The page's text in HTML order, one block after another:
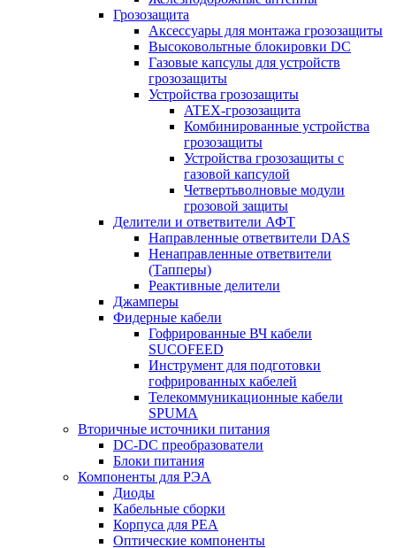
Грозозащита
Аксессуары для монтажа грозозащиты
Высоковольтные блокировки DC
Газовые капсулы для устройств
грозозащиты
Устройства грозозащиты
ATEX-грозозащита
Комбинированные устройства
грозозащиты
Устройства грозозащиты с
газовой капсулой
Четвертьволновые модули
грозовой защиты
Делители и ответвители АФТ
Направленные ответвители DAS
Ненаправленные ответвители
(Тапперы)
Реактивные делители
Джамперы
Фидерные кабели
Гофрированные ВЧ кабели
SUCOFEED
Инструмент для подготовки
гофрированных кабелей
Телекоммуникационные кабели
SPUMA
Вторичные источники питания
DC-DC преобразователи
Блоки питания
Компоненты для РЭА
Диоды
Кабельные сборки
Корпуса для РЕА
Оптические компоненты